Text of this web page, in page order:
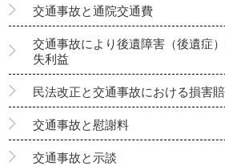
交通事故と通院交通費
交通事故により後遺障害（後遺症
失利益
民法改正と交通事故における損害
交通事故と慰謝料
交通事故と示談